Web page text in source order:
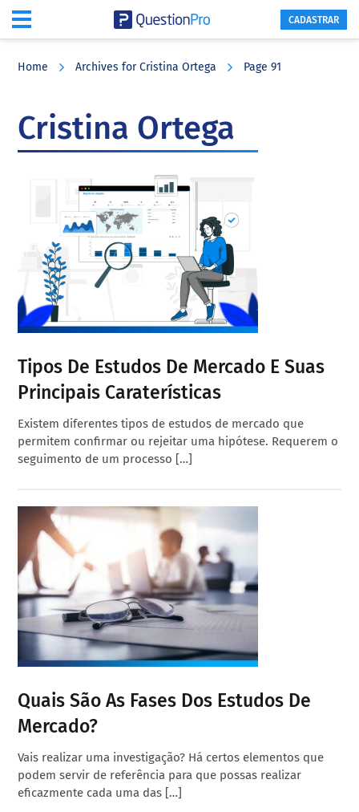
CADASTRAR
Home Archives for Cristina Ortega Page 91
Cristina Ortega
Tipos De Estudos De Mercado E Suas
Principais Caraterísticas
Existem diferentes tipos de estudos de mercado que
permitem confirmar ou rejeitar uma hipótese. Requerem o
seguimento de um processo […]
Quais São As Fases Dos Estudos De
Mercado?
Vais realizar uma investigação? Há certos elementos que
podem servir de referência para que possas realizar
eficazmente cada uma das […]